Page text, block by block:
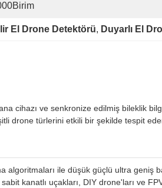
El Drone Detektörü, Duyarlı El
cihazı ve senkronize edilmiş bileklik
drone türlerini etkili bir şekilde tespit
algoritmaları ile düşük güçlü ultra
kanatlı uçakları, DIY drone'ları ve